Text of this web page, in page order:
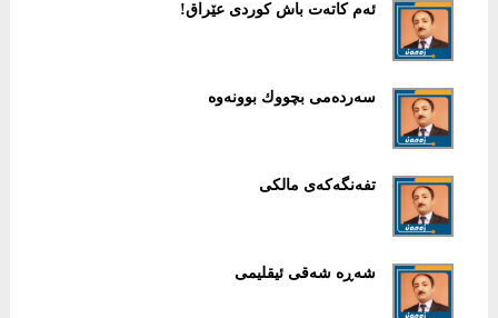
ئەم كاتەت باش كوردی عێراق!
سەردەمی بچووك بوونەوە
تفەنگەكەی مالكی
شەڕە شەقی ئیقلیمی